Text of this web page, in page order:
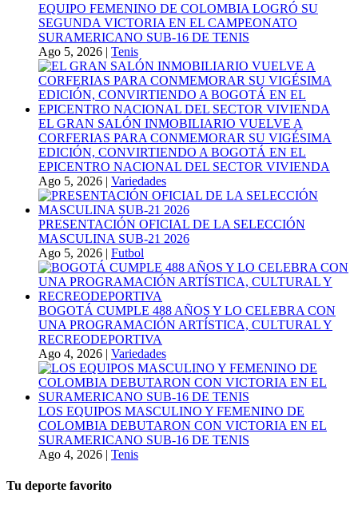
EQUIPO FEMENINO DE COLOMBIA LOGRÓ SU
SEGUNDA VICTORIA EN EL CAMPEONATO
SURAMERICANO SUB-16 DE TENIS
Ago 5, 2026 | Tenis
EL GRAN SALÓN INMOBILIARIO VUELVE A
CORFERIAS PARA CONMEMORAR SU VIGÉSIMA
EDICIÓN, CONVIRTIENDO A BOGOTÁ EN EL
EPICENTRO NACIONAL DEL SECTOR VIVIENDA
Ago 5, 2026 | Variedades
PRESENTACIÓN OFICIAL DE LA SELECCIÓN
MASCULINA SUB-21 2026
Ago 5, 2026 | Futbol
BOGOTÁ CUMPLE 488 AÑOS Y LO CELEBRA CON
UNA PROGRAMACIÓN ARTÍSTICA, CULTURAL Y
RECREODEPORTIVA
Ago 4, 2026 | Variedades
LOS EQUIPOS MASCULINO Y FEMENINO DE
COLOMBIA DEBUTARON CON VICTORIA EN EL
SURAMERICANO SUB-16 DE TENIS
Ago 4, 2026 | Tenis
Tu deporte favorito